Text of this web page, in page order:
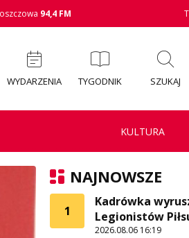
94,4 FM
WYDARZENIA TYGODNIK SZUKAJ
KULTURA
NAJNOWSZE
1
Kadrówka
Legionistów
2026.08.06 16:19